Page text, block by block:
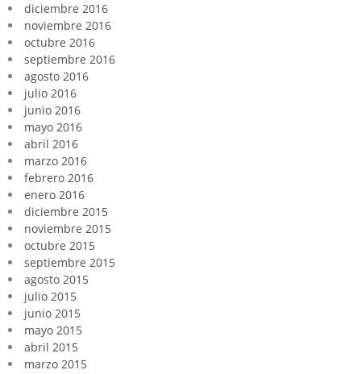
diciembre 2016
noviembre 2016
octubre 2016
septiembre 2016
agosto 2016
julio 2016
junio 2016
mayo 2016
abril 2016
marzo 2016
febrero 2016
enero 2016
diciembre 2015
noviembre 2015
octubre 2015
septiembre 2015
agosto 2015
julio 2015
junio 2015
mayo 2015
abril 2015
marzo 2015